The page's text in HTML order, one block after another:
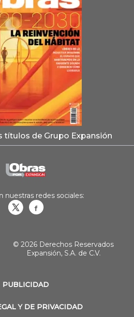
títulos de Grupo Expansión
PUBLICIDAD
Y DE PRIVACIDAD
nuestras redes sociales:
© 2026 Derechos Reservados
Expansión, S.A. de C.V.